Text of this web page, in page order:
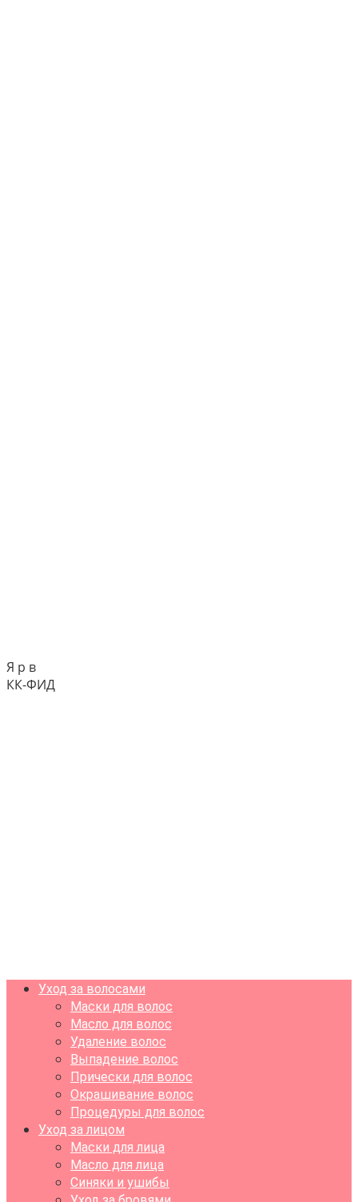
Я р в
КК-ФИД
Уход за волосами
Маски для волос
Масло для волос
Удаление волос
Выпадение волос
Прически для волос
Окрашивание волос
Процедуры для волос
Уход за лицом
Маски для лица
Масло для лица
Синяки и ушибы